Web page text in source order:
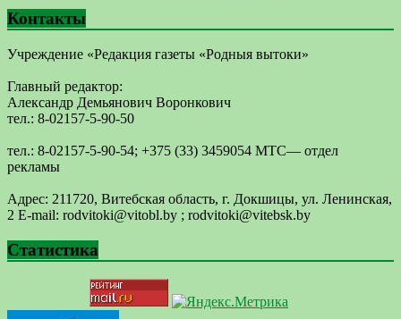
Контакты
Учреждение «Редакция газеты «Родныя вытоки»
Главный редактор:
Александр Демьянович Воронкович
тел.: 8-02157-5-90-50
тел.: 8-02157-5-90-54; +375 (33) 3459054 МТС— отдел
рекламы
Адрес: 211720, Витебская область, г. Докшицы, ул. Ленинская,
2 E-mail: ​rodvitoki@​​vitobl​.by ; rodvitoki@vitebsk.by
Статистика